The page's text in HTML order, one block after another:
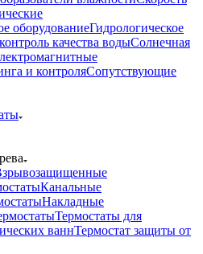
оборудованиеГидрологическое
качества водыСолнечная
и контроляСопутствующие
Канальные
Накладные
Термостаты для
ваннТермостат защиты от